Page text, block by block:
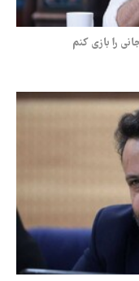
را بازی کنم